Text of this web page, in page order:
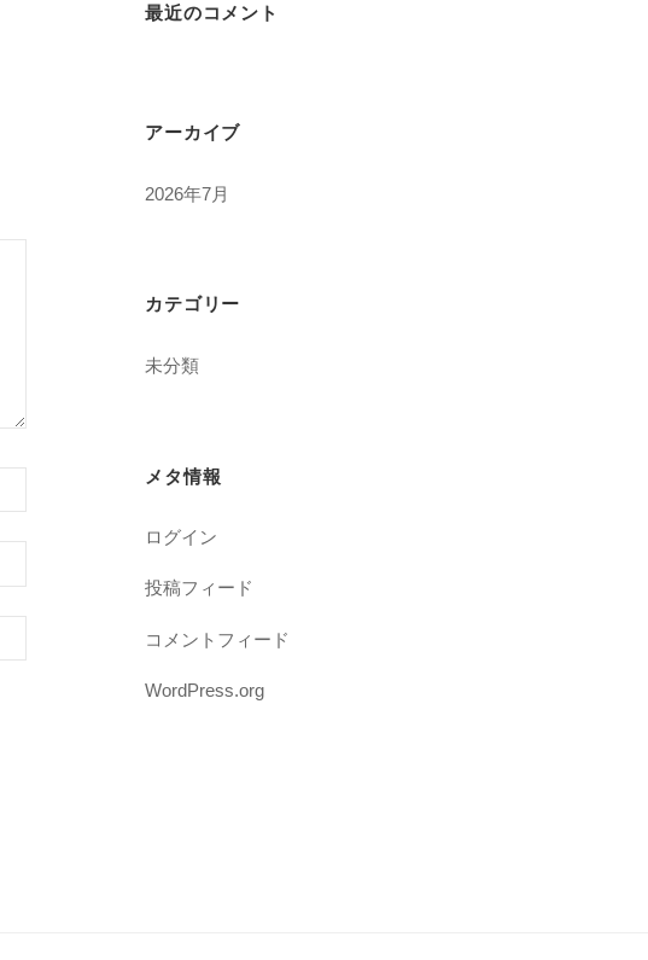
最近のコメント
アーカイブ
2026年7月
カテゴリー
未分類
メタ情報
ログイン
投稿フィード
コメントフィード
WordPress.org